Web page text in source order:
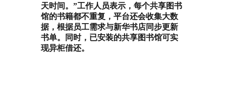
天时间。”工作人员表示，每个共享图书
馆的书籍都不重复，平台还会收集大数
据，根据员工需求与新华书店同步更新
书单。同时，已安装的共享图书馆可实
现异柜借还。